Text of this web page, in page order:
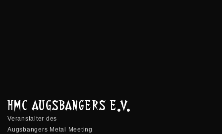
HMC AUGSBANGERS E.V.
Veranstalter des
Augsbangers Metal Meeting